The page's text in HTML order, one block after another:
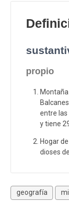
propio
entre las
y tiene
Hogar
dioses
geografía